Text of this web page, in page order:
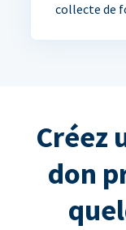
collecte de
Créez
don